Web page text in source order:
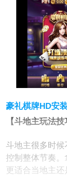
豪礼棋牌HD安
【斗地主玩法技
斗地主很多时
控制整体节奏
更适合当地主